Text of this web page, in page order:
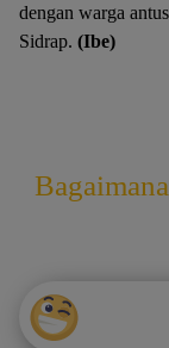
dengan warga
Sidrap. (Ibe)